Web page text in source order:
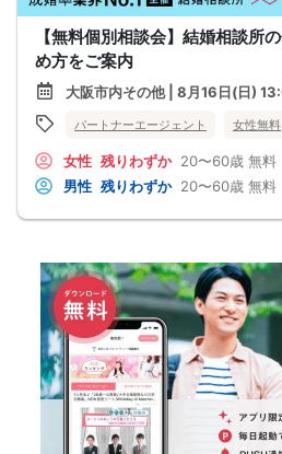
【無料個別相談会】結婚相談所
め方をご案内
大阪市内その他 | 8月16日(日)
パートナーエージェント 女性無料
女性 残りわずか 20〜60歳 無料
男性 残りわずか 20〜60歳 無料